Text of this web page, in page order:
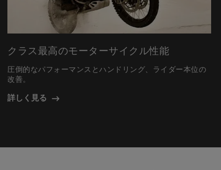
クラス最高のモーターサイクル性能
圧倒的なパフォーマンスとハンドリング、ライダー本位の
改善。
詳しく見る